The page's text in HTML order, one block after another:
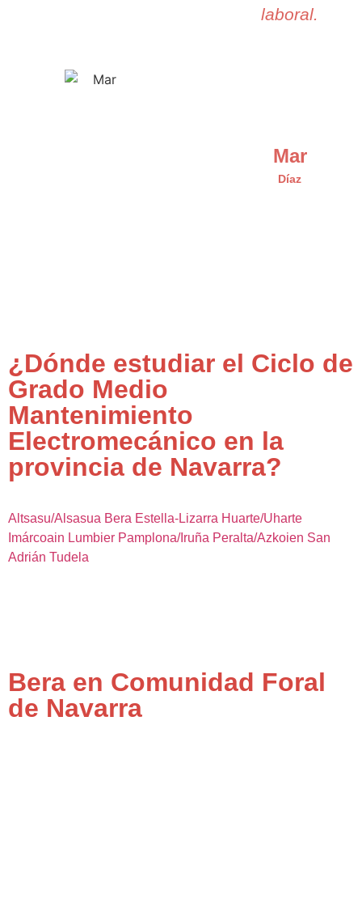
laboral.
Mar
Díaz
¿Dónde estudiar el Ciclo de
Grado Medio
Mantenimiento
Electromecánico en la
provincia de Navarra?
Altsasu/Alsasua Bera Estella-Lizarra Huarte/Uharte
Imárcoain Lumbier Pamplona/Iruña Peralta/Azkoien San
Adrián Tudela
Bera en Comunidad Foral
de Navarra